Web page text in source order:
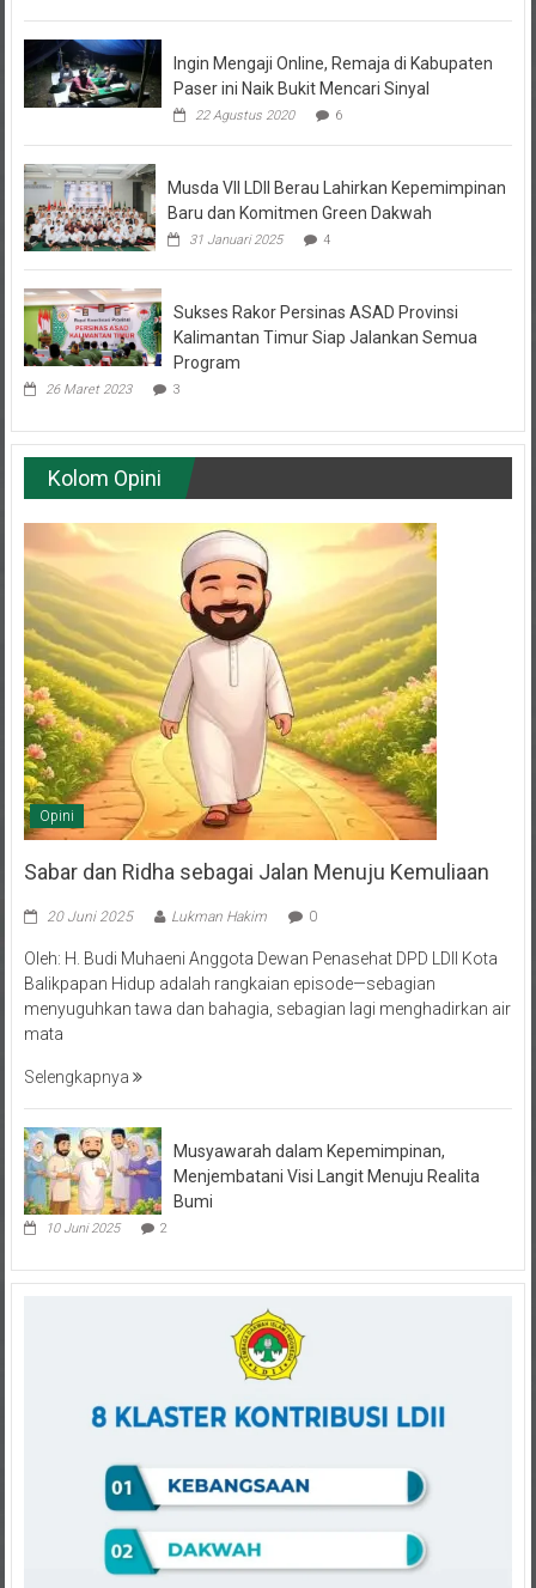
Ingin Mengaji Online, Remaja di Kabupaten
Paser ini Naik Bukit Mencari Sinyal
22 Agustus 2020 6
Musda VII LDII Berau Lahirkan Kepemimpinan
Baru dan Komitmen Green Dakwah
31 Januari 2025 4
Sukses Rakor Persinas ASAD Provinsi
Kalimantan Timur Siap Jalankan Semua
Program
26 Maret 2023 3
Kolom Opini
Opini
Sabar dan Ridha sebagai Jalan Menuju Kemuliaan
20 Juni 2025 Lukman Hakim 0
Oleh: H. Budi Muhaeni Anggota Dewan Penasehat DPD LDII Kota
Balikpapan Hidup adalah rangkaian episode—sebagian
menyuguhkan tawa dan bahagia, sebagian lagi menghadirkan air
mata
Selengkapnya
Musyawarah dalam Kepemimpinan,
Menjembatani Visi Langit Menuju Realita
Bumi
10 Juni 2025 2